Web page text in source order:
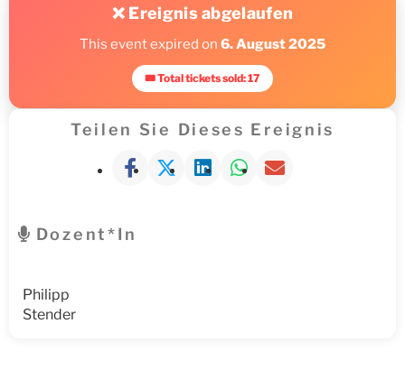
❌ Ereignis abgelaufen
This event expired on 6. August 2025
🎟 Total tickets sold: 17
Teilen Sie Dieses Ereignis
Dozent*in
Philipp
Stender